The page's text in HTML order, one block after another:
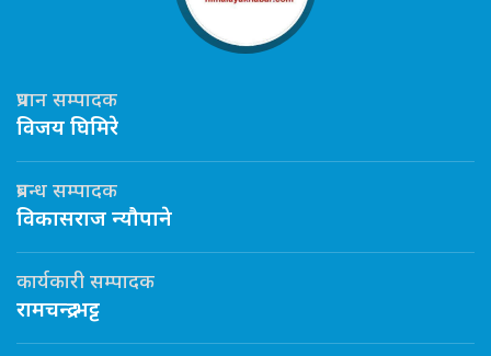
प्रधान सम्पादक
विजय घिमिरे
प्रबन्ध सम्पादक
विकासराज न्यौपाने
कार्यकारी सम्पादक
रामचन्द्र भट्ट